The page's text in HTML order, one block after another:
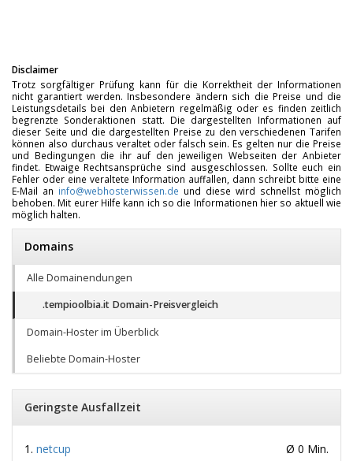
Disclaimer
Trotz sorgfältiger Prüfung kann für die Korrektheit der Informationen
nicht garantiert werden. Insbesondere ändern sich die Preise und die
Leistungsdetails bei den Anbietern regelmäßig oder es finden zeitlich
begrenzte Sonderaktionen statt. Die dargestellten Informationen auf
dieser Seite und die dargestellten Preise zu den verschiedenen Tarifen
können also durchaus veraltet oder falsch sein. Es gelten nur die Preise
und Bedingungen die ihr auf den jeweiligen Webseiten der Anbieter
findet. Etwaige Rechtsansprüche sind ausgeschlossen. Sollte euch ein
Fehler oder eine veraltete Information auffallen, dann schreibt bitte eine
E-Mail an info@webhosterwissen.de und diese wird schnellst möglich
behoben. Mit eurer Hilfe kann ich so die Informationen hier so aktuell wie
möglich halten.
Domains
Alle Domainendungen
.tempioolbia.it Domain-Preisvergleich
Domain-Hoster im Überblick
Beliebte Domain-Hoster
Geringste Ausfallzeit
netcup
Ø 0 Min.